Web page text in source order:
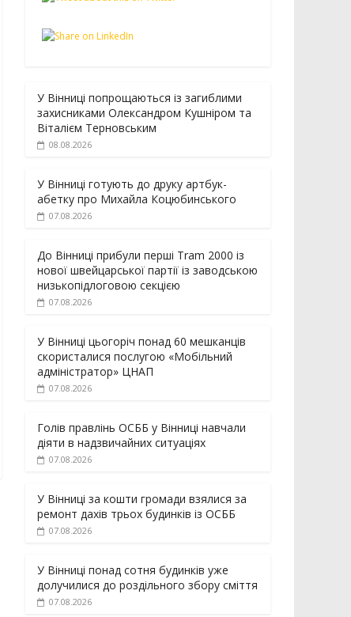
У Вінниці попрощаються із загиблими
захисниками Олександром Кушніром та
Віталієм Терновським
08.08.2026
У Вінниці готують до друку артбук-
абетку про Михайла Коцюбинського
07.08.2026
До Вінниці прибули перші Tram 2000 із
нової швейцарської партії із заводською
низькопідлоговою секцією
07.08.2026
У Вінниці цьогоріч понад 60 мешканців
скористалися послугою «Мобільний
адміністратор» ЦНАП
07.08.2026
Голів правлінь ОСББ у Вінниці навчали
діяти в надзвичайних ситуаціях
07.08.2026
У Вінниці за кошти громади взялися за
ремонт дахів трьох будинків із ОСББ
07.08.2026
У Вінниці понад сотня будинків уже
долучилися до роздільного збору сміття
07.08.2026